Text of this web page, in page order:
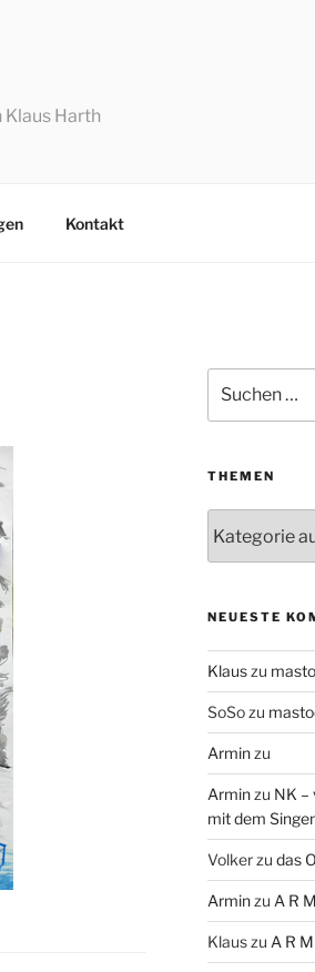
Harth
Kontakt
nach:
THEMEN
NEUESTE
Klauszu
SoSozu
Arminzu
Arminzu NK –
mit dem
Volkerzu das
Arminzu A R
Klauszu A R